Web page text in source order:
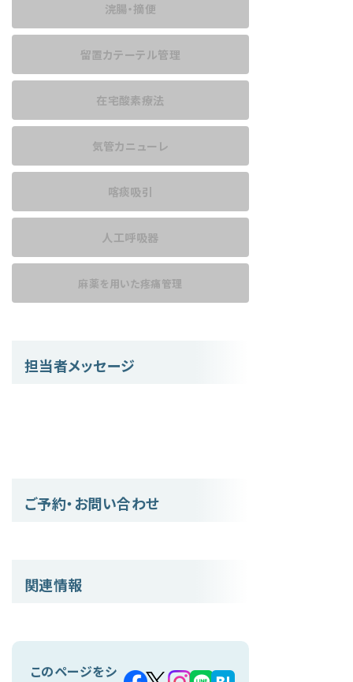
浣腸・摘便
留置カテーテル管理
在宅酸素療法
気管カニューレ
喀痰吸引
人工呼吸器
麻薬を用いた疼痛管理
担当者メッセージ
ご予約・お問い合わせ
関連情報
このページをシ